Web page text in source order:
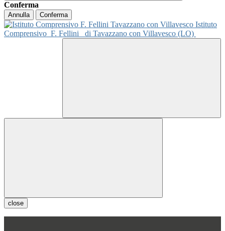
Conferma
Annulla Conferma
Istituto
Comprensivo F. Fellini di Tavazzano con Villavesco (LO)
close